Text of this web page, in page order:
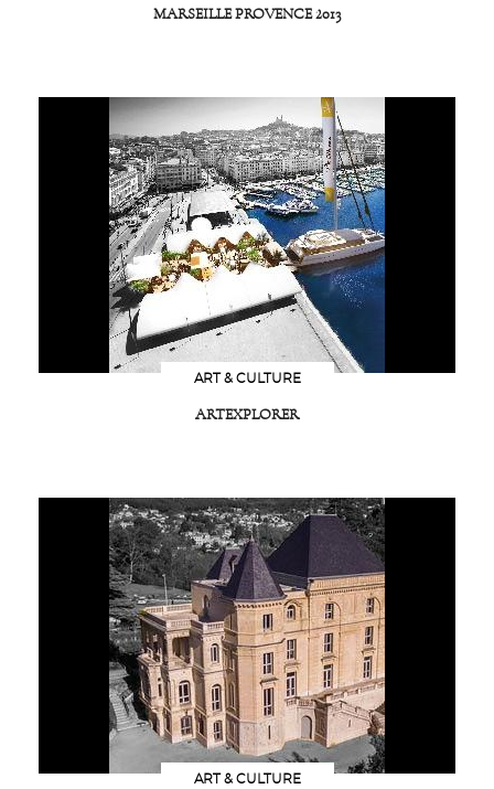
MARSEILLE PROVENCE 2013
ART & CULTURE
ARTEXPLORER
ART & CULTURE